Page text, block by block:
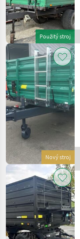
Použitý stroj
Nový stroj